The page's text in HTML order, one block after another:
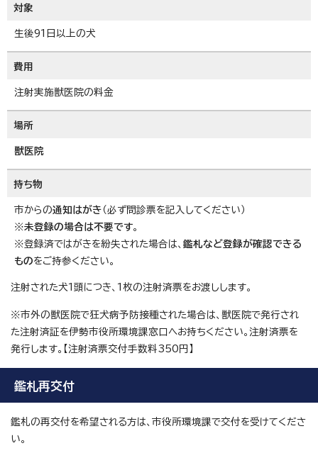
対象
生後91日以上の犬
費用
注射実施獣医院の料金
場所
獣医院
持ち物
市からの通知はがき （必ず問診票を記入してください）
※未登録の場合は不要です。
※登録済ではがきを紛失された場合は、 鑑札など登録が確認できる
ものをご持参ください。
注射された犬1頭につき、1枚の注射済票をお渡しします。
※市外の獣医院で狂犬病予防接種された場合は、獣医院で発行され
た注射済証を伊勢市役所環境課窓口へお持ちください。注射済票を
発行します。【注射済票交付手数料350円】
鑑札再交付
鑑札の再交付を希望される方は、市役所環境課で交付を受けてくださ
い。